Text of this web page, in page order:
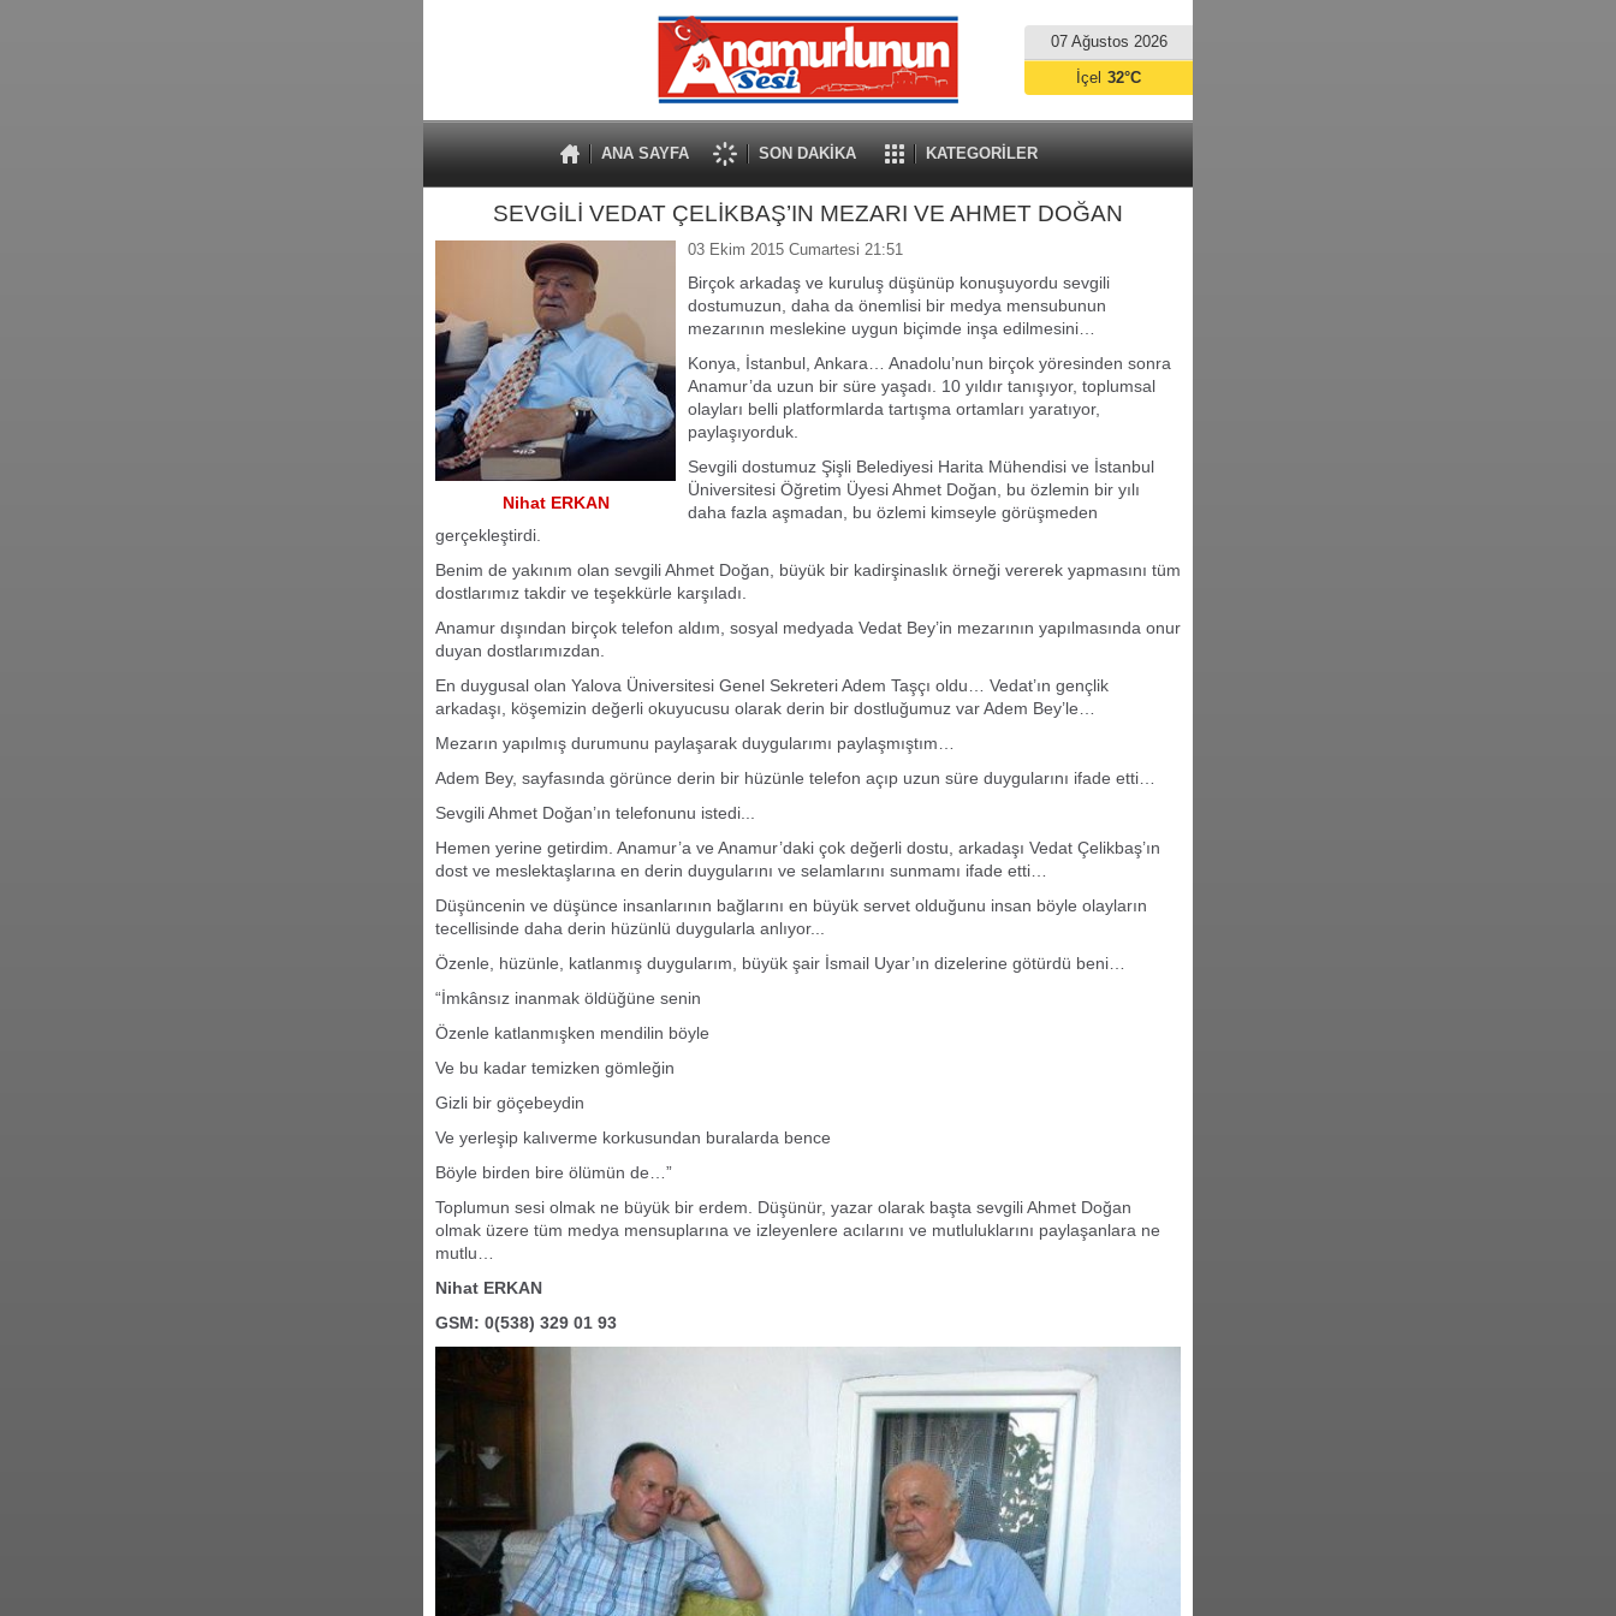
07 Ağustos 2026
ANA SAYFA SON DAKİKA KATEGORİLER
İçel 32°C
SEVGİLİ VEDAT ÇELİKBAŞ’IN MEZARI VE AHMET DOĞAN
Nihat ERKAN
03 Ekim 2015 Cumartesi 21:51
Birçok arkadaş ve kuruluş düşünüp konuşuyordu sevgili
dostumuzun, daha da önemlisi bir medya mensubunun
mezarının meslekine uygun biçimde inşa edilmesini…
Konya, İstanbul, Ankara… Anadolu’nun birçok yöresinden sonra
Anamur’da uzun bir süre yaşadı. 10 yıldır tanışıyor, toplumsal
olayları belli platformlarda tartışma ortamları yaratıyor,
paylaşıyorduk.
Sevgili dostumuz Şişli Belediyesi Harita Mühendisi ve İstanbul
Üniversitesi Öğretim Üyesi Ahmet Doğan, bu özlemin bir yılı
daha fazla aşmadan, bu özlemi kimseyle görüşmeden
gerçekleştirdi.
Benim de yakınım olan sevgili Ahmet Doğan, büyük bir kadirşinaslık örneği vererek yapmasını tüm
dostlarımız takdir ve teşekkürle karşıladı.
Anamur dışından birçok telefon aldım, sosyal medyada Vedat Bey’in mezarının yapılmasında onur
duyan dostlarımızdan.
En duygusal olan Yalova Üniversitesi Genel Sekreteri Adem Taşçı oldu… Vedat’ın gençlik
arkadaşı, köşemizin değerli okuyucusu olarak derin bir dostluğumuz var Adem Bey’le…
Mezarın yapılmış durumunu paylaşarak duygularımı paylaşmıştım…
Adem Bey, sayfasında görünce derin bir hüzünle telefon açıp uzun süre duygularını ifade etti…
Sevgili Ahmet Doğan’ın telefonunu istedi...
Hemen yerine getirdim. Anamur’a ve Anamur’daki çok değerli dostu, arkadaşı Vedat Çelikbaş’ın
dost ve meslektaşlarına en derin duygularını ve selamlarını sunmamı ifade etti…
Düşüncenin ve düşünce insanlarının bağlarını en büyük servet olduğunu insan böyle olayların
tecellisinde daha derin hüzünlü duygularla anlıyor...
Özenle, hüzünle, katlanmış duygularım, büyük şair İsmail Uyar’ın dizelerine götürdü beni…
“İmkânsız inanmak öldüğüne senin
Özenle katlanmışken mendilin böyle
Ve bu kadar temizken gömleğin
Gizli bir göçebeydin
Ve yerleşip kalıverme korkusundan buralarda bence
Böyle birden bire ölümün de…”
Toplumun sesi olmak ne büyük bir erdem. Düşünür, yazar olarak başta sevgili Ahmet Doğan
olmak üzere tüm medya mensuplarına ve izleyenlere acılarını ve mutluluklarını paylaşanlara ne
mutlu…
Nihat ERKAN
GSM: 0(538) 329 01 93